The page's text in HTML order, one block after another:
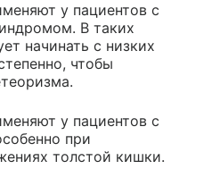
у пациентов с
В таких
начинать с низких
чтобы
у пациентов с
при
толстой кишки.